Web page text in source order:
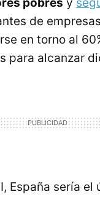
pobres y
de
en torno al
para alcanzar
España sería